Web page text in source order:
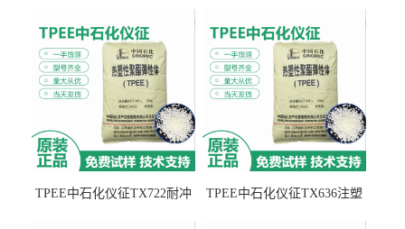
TPEE中石化仪征TX722耐冲
TPEE中石化仪征TX636注塑